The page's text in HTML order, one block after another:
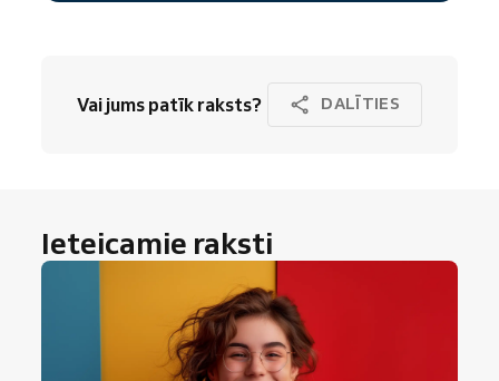
Vai jums patīk raksts? DALĪTIES
Ieteicamie raksti